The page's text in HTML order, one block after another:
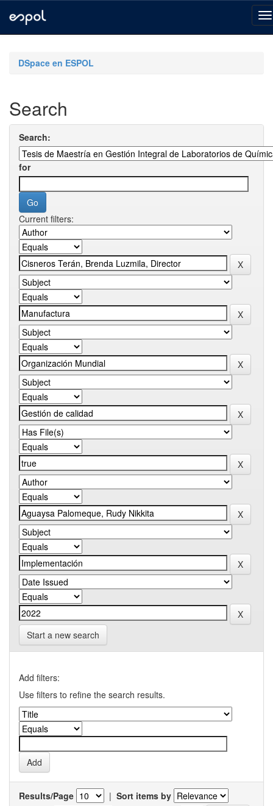
navigationDSpace en ESPOL
Search
Search:
for
Current filters:
Start a new search
Add filters:
Use filters to refine the search results.
Results/Page | Sort items by